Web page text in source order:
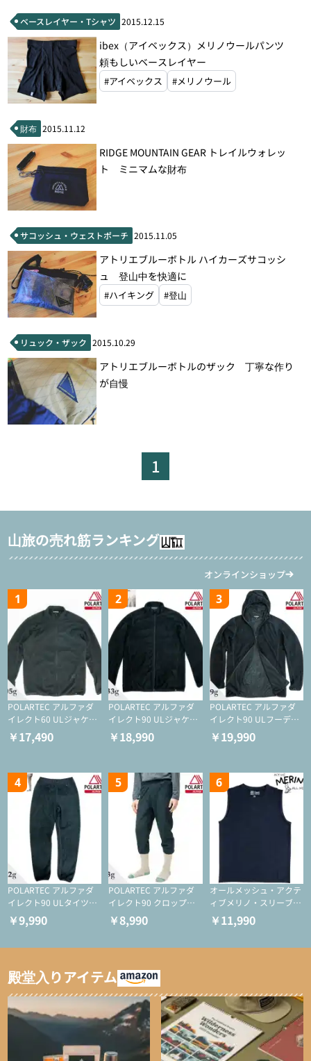
ベースレイヤー・Tシャツ 2015.12.15
ibex（アイベックス）メリノウールパンツ
頼もしいベースレイヤー
#アイベックス #メリノウール
財布 2015.11.12
RIDGE MOUNTAIN GEAR トレイルウォレッ
ト ミニマムな財布
サコッシュ・ウェストポーチ 2015.11.05
アトリエブルーボトル ハイカーズサコッシ
ュ 登山中を快適に
#ハイキング #登山
リュック・ザック 2015.10.29
アトリエブルーボトルのザック 丁寧な作り
が自慢
1
山旅の売れ筋ランキング
オンラインショップ
1
POLARTEC アルファダ
イレクト60 ULジャケッ
ト（登山/ミドルレイヤ
ー/化繊ジャケット）
￥17,490
2
POLARTEC アルファダ
イレクト90 ULジャケッ
ト（アクティブインサレ
ーション/ミドルレイヤ
￥18,990
3
POLARTEC アルファダ
イレクト90 ULフーディ
（アクティブインサレー
ション/ミドルレイヤー/
￥19,990
4
POLARTEC アルファダ
イレクト90 ULタイツ
（アクティブインサレー
ション/テント泊用パジ
￥9,990
5
POLARTEC アルファダ
イレクト90 クロップド
ULタイツ（アクティブ
インサレーション/テン
￥8,990
6
オールメッシュ・アクテ
ィブメリノ・スリーブレ
ス
￥11,990
殿堂入りアイテム